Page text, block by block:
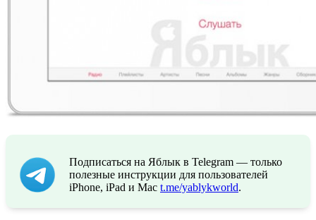
Подписаться на Яблык в Telegram — только
полезные инструкции для пользователей
iPhone, iPad и Mac t.me/yablykworld.